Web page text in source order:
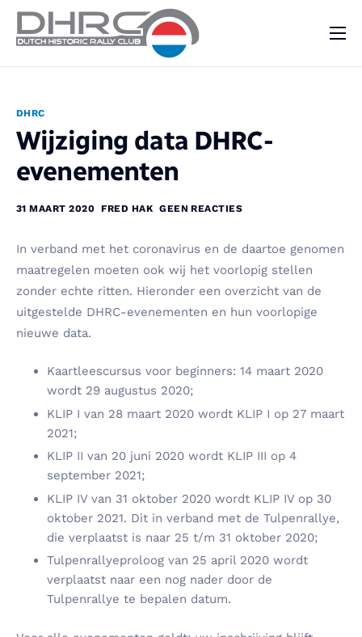
Vraag & Aanbod
DHRC
Wijziging data DHRC-
evenementen
31 MAART 2020 FRED HAK GEEN REACTIES
In verband met het coronavirus en de daartoe genomen
maatregelen moeten ook wij het voorlopig stellen
zonder echte ritten. Hieronder een overzicht van de
uitgestelde DHRC-evenementen en hun voorlopige
nieuwe data.
Kaartleescursus voor beginners: 14 maart 2020
wordt 29 augustus 2020;
KLIP I van 28 maart 2020 wordt KLIP I op 27 maart
2021;
KLIP II van 20 juni 2020 wordt KLIP III op 4
september 2021;
KLIP IV van 31 oktober 2020 wordt KLIP IV op 30
oktober 2021. Dit in verband met de Tulpenrallye,
die verplaatst is naar 25 t/m 31 oktober 2020;
Tulpenrallyeproloog van 25 april 2020 wordt
verplaatst naar een nog nader door de
Tulpenrallye te bepalen datum.